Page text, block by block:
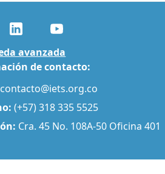
avanzada
de contacto:
contacto@iets.org.co
(+57) 318 335 5525
Cra. 45 No. 108A-50 Oficina 401